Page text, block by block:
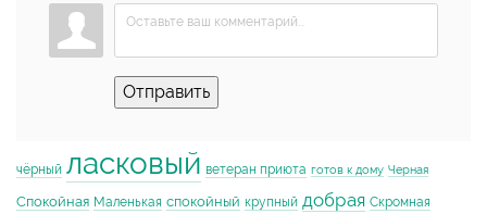
Отправить
чёрный ласковый ветеран приюта готов к дому Черная
Спокойная Маленькая спокойный крупный добрая Скромная